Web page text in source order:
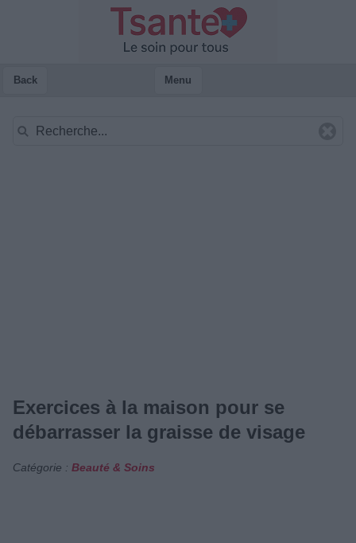
Back Menu
Exercices à la maison pour se
débarrasser la graisse de visage
Catégorie : Beauté & Soins